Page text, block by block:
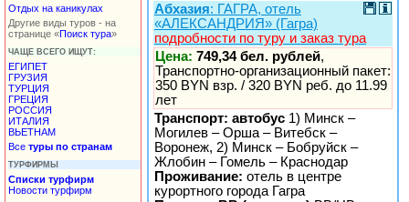
Отдых на каникулах
Другие виды туров - на
странице «Поиск тура»
ЧАЩЕ ВСЕГО ИЩУТ:
ЕГИПЕТ
ГРУЗИЯ
ТУРЦИЯ
ГРЕЦИЯ
РОССИЯ
ИТАЛИЯ
ВЬЕТНАМ
Все туры по странам
ТУРФИРМЫ
Списки турфирм
Новости турфирм
Абхазия: ГАГРА, отель
«АЛЕКСАНДРИЯ» (Гагра)
подробности по туру и заказ тура
Цена: 749,34 бел. рублей,
Транспортно-организационный пакет:
350 BYN взр. / 320 BYN реб. до 11.99
лет
Транспорт: автобус 1) Минск –
Могилев – Орша – Витебск –
Воронеж, 2) Минск – Бобруйск –
Жлобин – Гомель – Краснодар
Проживание: отель в центре
курортного города Гагра